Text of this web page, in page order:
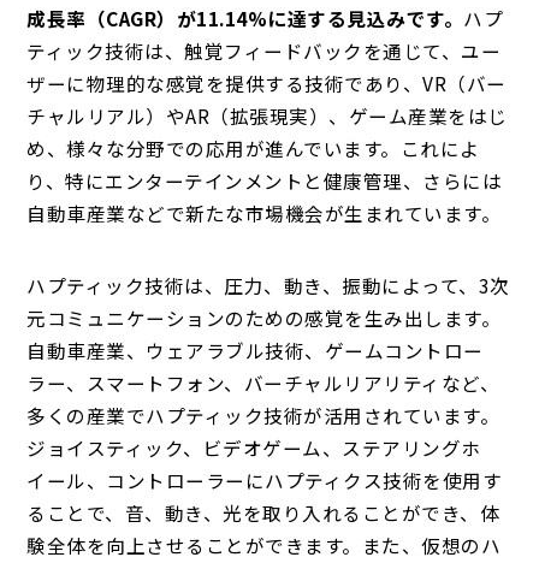
成長率（CAGR）が11.14%に達する見込みです。 ハプ
ティック技術は、触覚フィードバックを通じて、ユー
ザーに物理的な感覚を提供する技術であり、VR（バー
チャルリアル）やAR（拡張現実）、ゲーム産業をはじ
め、様々な分野での応用が進んでいます。これによ
り、特にエンターテインメントと健康管理、さらには
自動車産業などで新たな市場機会が生まれています。
ハプティック技術は、圧力、動き、振動によって、3次
元コミュニケーションのための感覚を生み出します。
自動車産業、ウェアラブル技術、ゲームコントロー
ラー、スマートフォン、バーチャルリアリティなど、
多くの産業でハプティック技術が活用されています。
ジョイスティック、ビデオゲーム、ステアリングホ
イール、コントローラーにハプティクス技術を使用す
ることで、音、動き、光を取り入れることができ、体
験全体を向上させることができます。また、仮想のハ